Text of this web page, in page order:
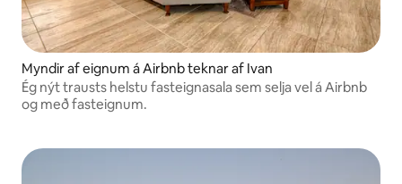
Myndir af eignum á Airbnb teknar af Ivan
Ég nýt trausts helstu fasteignasala sem selja vel á Airbnb
og með fasteignum.